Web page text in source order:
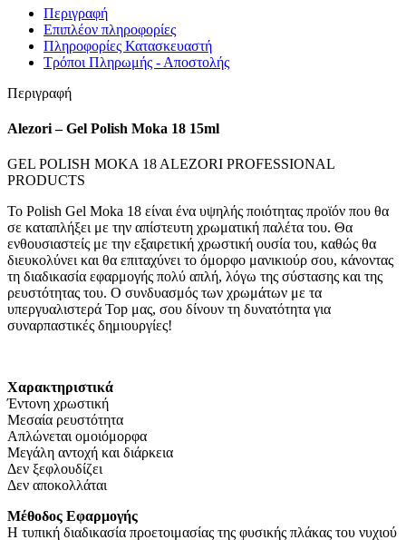
Περιγραφή
Επιπλέον πληροφορίες
Πληροφορίες Κατασκευαστή
Τρόποι Πληρωμής - Αποστολής
Περιγραφή
Alezori – Gel Polish Moka 18 15ml
GEL POLISH MOKA 18 ALEZORI PROFESSIONAL
PRODUCTS
Το Polish Gel Moka 18 είναι ένα υψηλής ποιότητας προϊόν που θα
σε καταπλήξει με την απίστευτη χρωματική παλέτα του. Θα
ενθουσιαστείς με την εξαιρετική χρωστική ουσία του, καθώς θα
διευκολύνει και θα επιταχύνει το όμορφο μανικιούρ σου, κάνοντας
τη διαδικασία εφαρμογής πολύ απλή, λόγω της σύστασης και της
ρευστότητας του. Ο συνδυασμός των χρωμάτων με τα
υπεργυαλιστερά Top μας, σου δίνουν τη δυνατότητα για
συναρπαστικές δημιουργίες!
Χαρακτηριστικά
Έντονη χρωστική
Μεσαία ρευστότητα
Απλώνεται ομοιόμορφα
Μεγάλη αντοχή και διάρκεια
Δεν ξεφλουδίζει
Δεν αποκολλάται
Μέθοδος Εφαρμογής
Η τυπική διαδικασία προετοιμασίας της φυσικής πλάκας του νυχιού